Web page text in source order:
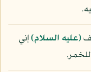
(عليه السلام)إني